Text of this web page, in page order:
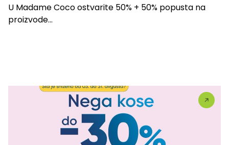
U Madame Coco ostvarite 50% + 50% popusta na
proizvode...